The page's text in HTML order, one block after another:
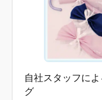
自社スタッフに
グ